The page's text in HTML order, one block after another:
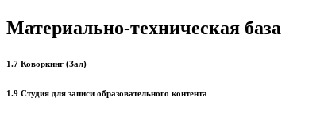
Материально-техническая база
1.7 Коворкинг (Зал)
1.9 Студия для записи образовательного контента